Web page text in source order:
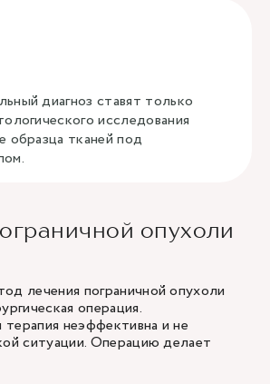
диагноз ставят только
исследования
образца тканей под
опухоли
лечения пограничной опухоли
операция.
неэффективна и не
ситуации. Операцию делает